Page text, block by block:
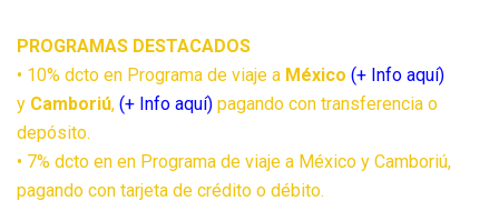
PROGRAMAS DESTACADOS
• 10% dcto en Programa de viaje a México (+ Info aquí)
y Camboriú, (+ Info aquí) pagando con transferencia o
depósito.
• 7% dcto en en Programa de viaje a México y Camboriú,
pagando con tarjeta de crédito o débito.